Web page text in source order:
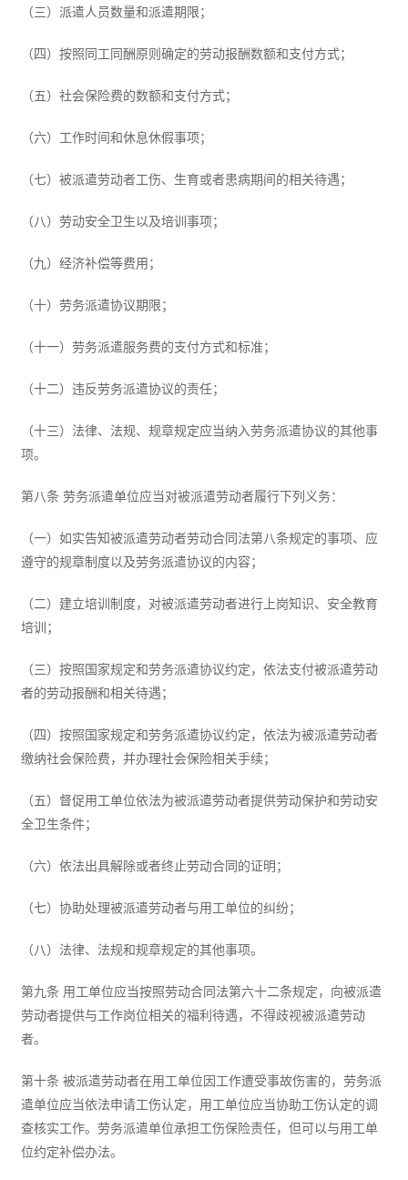
（三）派遣人员数量和派遣期限；
（四）按照同工同酬原则确定的劳动报酬数额和支付方式；
（五）社会保险费的数额和支付方式；
（六）工作时间和休息休假事项；
（七）被派遣劳动者工伤、生育或者患病期间的相关待遇；
（八）劳动安全卫生以及培训事项；
（九）经济补偿等费用；
（十）劳务派遣协议期限；
（十一）劳务派遣服务费的支付方式和标准；
（十二）违反劳务派遣协议的责任；
（十三）法律、法规、规章规定应当纳入劳务派遣协议的其他事
项。
第八条 劳务派遣单位应当对被派遣劳动者履行下列义务：
（一）如实告知被派遣劳动者劳动合同法第八条规定的事项、应
遵守的规章制度以及劳务派遣协议的内容；
（二）建立培训制度，对被派遣劳动者进行上岗知识、安全教育
培训；
（三）按照国家规定和劳务派遣协议约定，依法支付被派遣劳动
者的劳动报酬和相关待遇；
（四）按照国家规定和劳务派遣协议约定，依法为被派遣劳动者
缴纳社会保险费，并办理社会保险相关手续；
（五）督促用工单位依法为被派遣劳动者提供劳动保护和劳动安
全卫生条件；
（六）依法出具解除或者终止劳动合同的证明；
（七）协助处理被派遣劳动者与用工单位的纠纷；
（八）法律、法规和规章规定的其他事项。
第九条 用工单位应当按照劳动合同法第六十二条规定，向被派遣
劳动者提供与工作岗位相关的福利待遇，不得歧视被派遣劳动
者。
第十条 被派遣劳动者在用工单位因工作遭受事故伤害的，劳务派
遣单位应当依法申请工伤认定，用工单位应当协助工伤认定的调
查核实工作。劳务派遣单位承担工伤保险责任，但可以与用工单
位约定补偿办法。